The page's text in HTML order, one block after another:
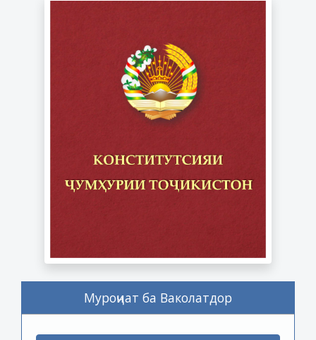
Муроҷиат ба Ваколатдор